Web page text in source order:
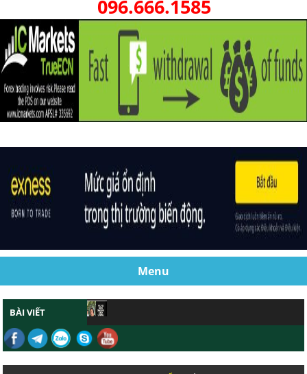
096.666.1585
Menu
BÀI VIẾT CHỨNG MINH GIAO DỊCH FOREX SCALPNG